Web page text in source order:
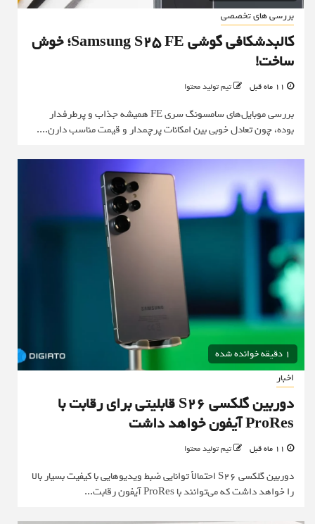
بررسی های تخصصی
کالبدشکافی گوشی Samsung S25 FE؛ خوش
ساخت!
تیم تولید محتوا
بررسی موبایل‌های سامسونگ سری FE همیشه جذاب و پرطرفدار
بوده، چون تعادل خوبی بین امکانات پرچمدار و قیمت مناسب دارن....
1 دقیقه خوانده شده
اخبار
دوربین گلکسی S26 قابلیتی برای رقابت با
ProRes آیفون خواهد داشت
تیم تولید محتوا
دوربین گلکسی S26 احتمالاً توانایی ضبط ویدیوهایی با کیفیت بسیار بالا
را خواهد داشت که می‌توانند با ProRes آیفون رقابت...